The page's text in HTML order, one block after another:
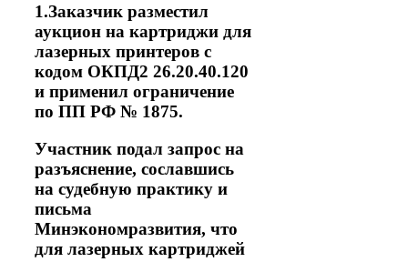
1.Заказчик разместил
аукцион на картриджи для
лазерных принтеров с
кодом ОКПД2 26.20.40.120
и применил ограничение
по ПП РФ № 1875.
Участник подал запрос на
разъяснение, сославшись
на судебную практику и
письма
Минэкономразвития, что
для лазерных картриджей